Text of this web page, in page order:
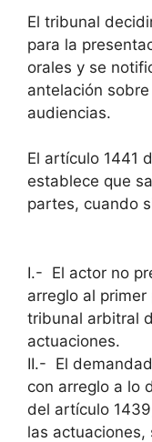
El tribunal
para la
orales y se
antelación
audiencias.
El artículo 1441
establece que
partes, cuando
I.- El actor no
arreglo al
tribunal arbitral
actuaciones.
II.- El
con arreglo a lo
del artículo
las actuaciones,